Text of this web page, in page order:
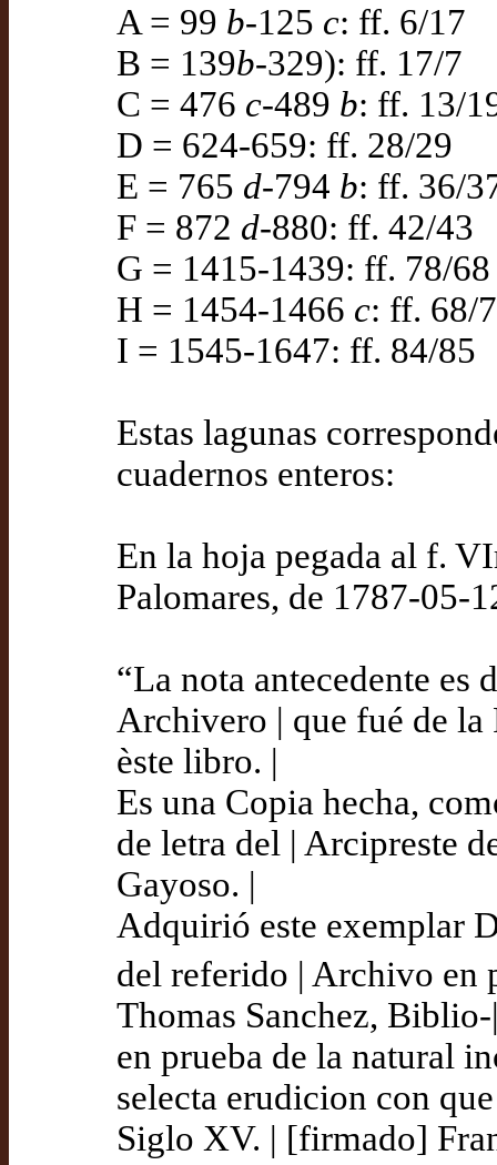
A = 99 b-125 c: ff. 6/17
B = 139b-329): ff. 17/7
C = 476 c-489 b: ff. 13/
D = 624-659: ff. 28/29
E = 765 d-794 b: ff. 36/
F = 872 d-880: ff. 42/43
G = 1415-1439: ff. 78/68
H = 1454-1466 c: ff. 68/
I = 1545-1647: ff. 84/85
Estas lagunas
cuadernos enteros:
En la hoja pegada al f.
Palomares, de 1787-05-
“La nota antecedente
Archivero | que fué de la
èste libro. |
Es una Copia hecha,
de letra del | Arcipreste
Gayoso. |
Adquirió este exemplar
del referido | Archivo en
Thomas Sanchez,
en prueba de la natural
selecta erudicion con
Siglo XV. | [firmado]